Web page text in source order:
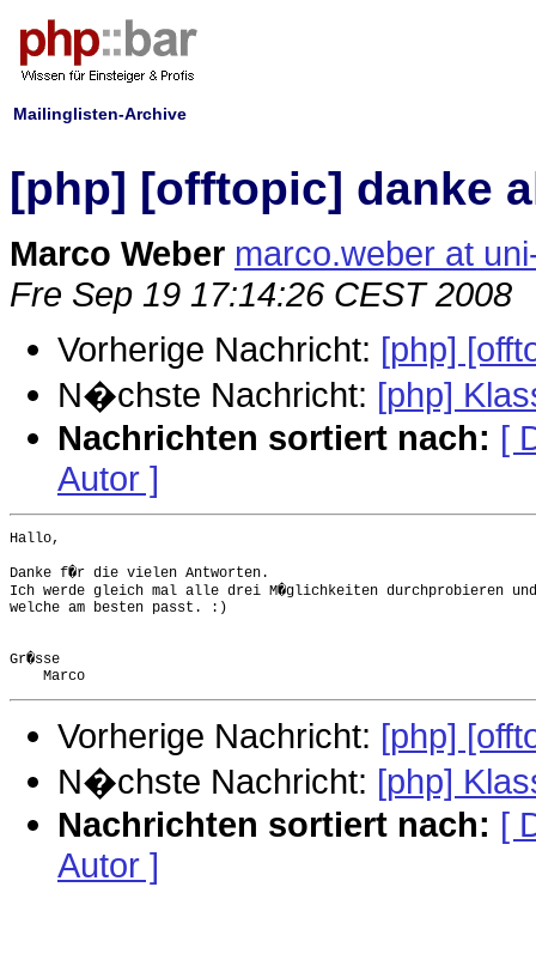
Mailinglisten-Archive
[php] [offtopic] danke
Marco Weber marco.weber at
Fre Sep 19 17:14:26 CEST 2008
Vorherige Nachricht: [php]
N�chste Nachricht: [php]
Nachrichten sortiert nach: [
Autor ]
Hallo,
Danke f�r die vielen Antworten.
Ich werde gleich mal alle drei M�glichkeiten durchprobieren
welche am besten passt. :)
Gr�sse
Vorherige Nachricht: [php]
N�chste Nachricht: [php]
Nachrichten sortiert nach: [
Autor ]